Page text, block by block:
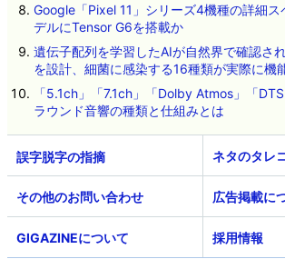
Google「Pixel 11」シリーズ4機種の詳細ス
デルにTensor G6を搭載か
遺伝子配列を学習したAIが自然界で確認さ
を設計、細菌に感染する16種類が実際に機
「5.1ch」「7.1ch」「Dolby Atmos」「
ラウンド音響の種類と仕組みとは
ネタのタレ
その他のお問い合わせ 広告掲載に
GIGAZINEについて 採用情報